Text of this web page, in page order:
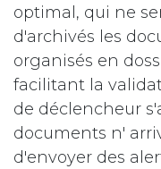
optimal, qui ne
d'archivés les
organisés en
facilitant la
de déclencheur
documents n'
d'envoyer des